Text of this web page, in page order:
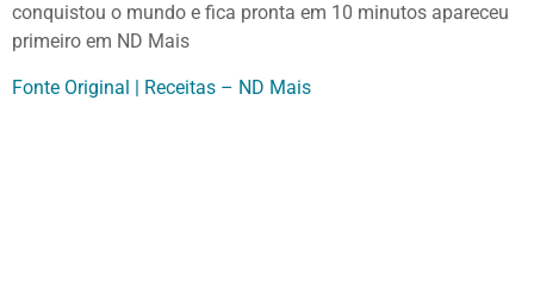
conquistou o mundo e fica pronta em 10 minutos apareceu
primeiro em ND Mais
Fonte Original | Receitas – ND Mais